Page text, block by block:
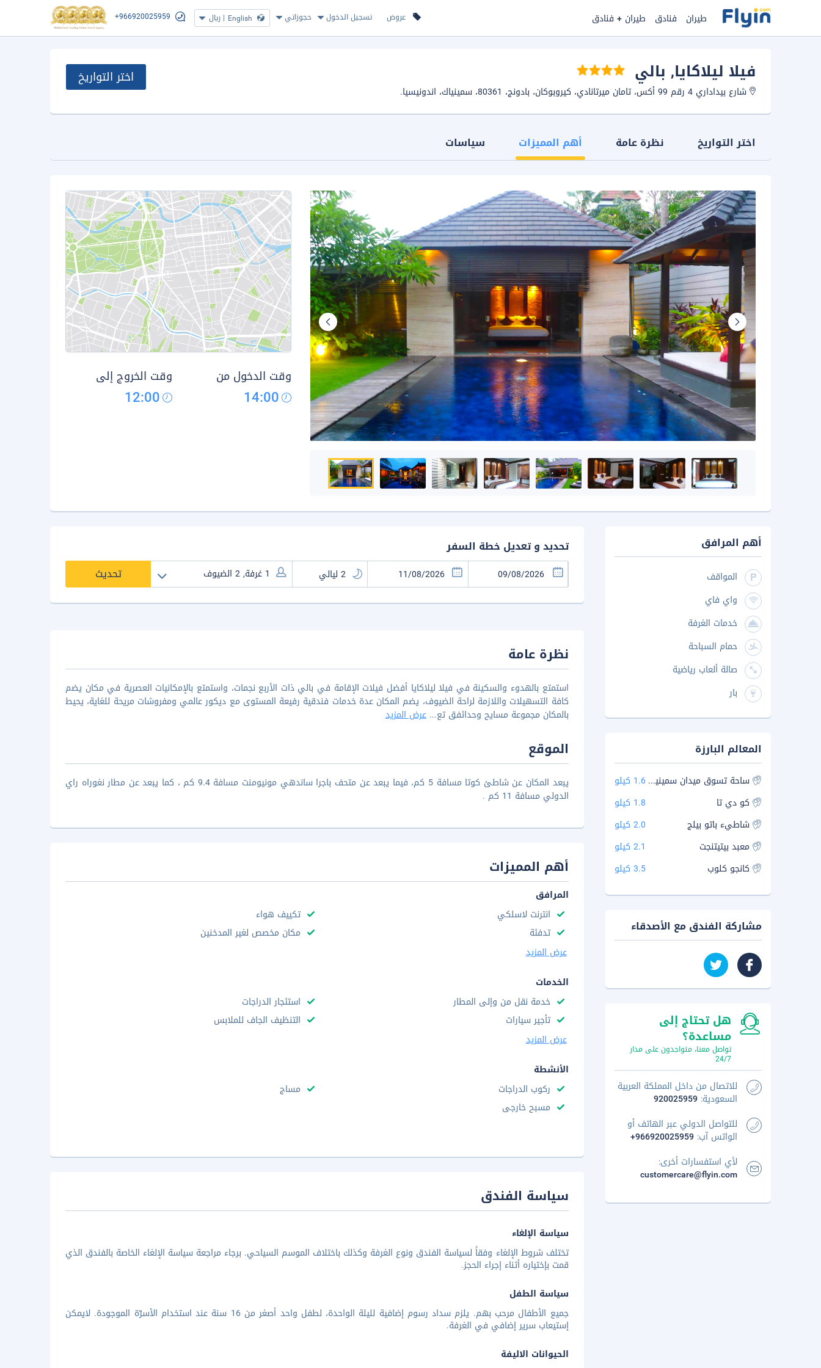
عروض تسجيل الدخول حجوزاتي English
| ريال +966920025959 طيران فنادق طيران + فنادق
فيلا ليلاكايا, بالي
شارع بيداداري 4 رقم 99 أكس، تامان ميرتانادي، كيروبوكان، بادونج، 80361، سمينياك، اندونيسيا.
اختر التواريخ
اختر التواريخ نظرة عامة أهم المميزات سياسات
وقت الدخول من
14:00
وقت الخروج إلى
12:00
تحديد و تعديل خطة السفر
تحديث
نظرة عامة
استمتع بالهدوء والسكينة في فيلا ليلاكايا أفضل فيلات الإقامة في بالي ذات الأربع نجمات، واستمتع بالإمكانيات العصرية في مكان يضم
كافة التسهيلات واللازمة لراحة الضيوف، يضم المكان عدة خدمات فندقية رفيعة المستوى مع ديكور عالمي ومفروشات مريحة للغاية، يحيط
بالمكان مجموعة مسايح وحدائفق تع...عرض المزيد
الموقع
يبعد المكان عن شاطئ كوتا مسافة 5 كم، فيما يبعد عن متحف باجرا ساندهي مونيومنت مسافة 9.4 كم ، كما يبعد عن مطار نغوراه راي
الدولي مسافة 11 كم .
أهم المميزات
المرافق
انترنت لاسلكي
تكييف هواء
تدفئة
مكان مخصص لغير المدخنين
عرض المزيد
الخدمات
خدمة نقل من وإلى المطار
استئجار الدراجات
تأجير سيارات
التنظيف الجاف للملابس
عرض المزيد
الأنشطة
ركوب الدراجات
مساج
مسبح خارجى
سياسة الفندق
سياسة الإلغاء
تختلف شروط الإلغاء وفقاً لسياسة الفندق ونوع الغرفة وكذلك باختلاف الموسم السياحي. برجاء مراجعة سياسة الإلغاء الخاصة بالفندق الذي
قمت بإختياره أثناء إجراء الحجز.
سياسة الطفل
جميع الأطفال مرحب بهم. يلزم سداد رسوم إضافية لليلة الواحدة، لطفل واحد أصغر من 16 سنة عند استخدام الأسرّة الموجودة. لايمكن
إستيعاب سرير إضافي في الغرفة.
الحيوانات الاليفة
أهم المرافق
المواقف
واي فاي
خدمات الغرفة
حمام السباحة
صالة ألعاب رياضية
بار
المعالم البارزة
ساحة تسوق ميدان سمينياك1.6 كيلو
كو دي تا
1.8 كيلو
شاطيء باتو بيلج
2.0 كيلو
معبد بيتيتنجت
2.1 كيلو
كانجو كلوب
3.5 كيلو
مشاركة الفندق مع الأصدقاء
هل تحتاج إلى
مساعدة؟
تواصل معنا، متواجدون على مدار
24/7
للاتصال من داخل المملكة العربية
السعودية: 920025959
للتواصل الدولي عبر الهاتف أو
الواتس آب: +966920025959
لأي استفسارات أخرى:
customercare@flyin.com